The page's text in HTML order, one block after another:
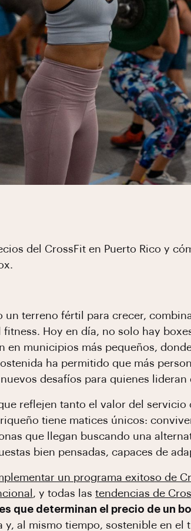
del CrossFit en Puerto Rico y
un terreno fértil para crecer,
Hoy en día, no solo hay
en municipios más pequeños,
ha permitido que más
desafíos para quienes lideran
reflejen tanto el valor del
tiene matices únicos:
que llegan buscando una
bien pensadas, capaces de
un programa exitoso de
, y todas las tendencias de
que determinan el precio de un
al mismo tiempo, sostenible en el